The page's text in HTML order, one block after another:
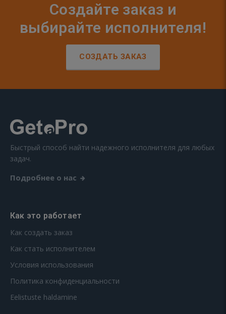
Создайте заказ и
выбирайте исполнителя!
СОЗДАТЬ ЗАКАЗ
Быстрый способ найти надежного исполнителя для любых
задач.
Подробнее о нас
Как это работает
Как создать заказ
Как стать исполнителем
Условия использования
Политика конфиденциальности
Eelistuste haldamine